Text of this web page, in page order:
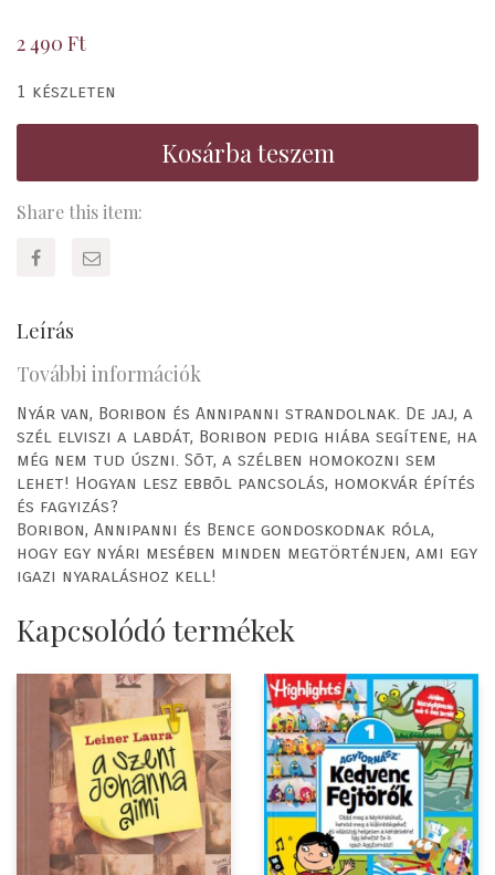
2 490 Ft
1 készleten
Kosárba teszem
Share this item:
Leírás
További információk
Nyár van, Boribon és Annipanni strandolnak. De jaj, a
szél elviszi a labdát, Boribon pedig hiába segítene, ha
még nem tud úszni. Sõt, a szélben homokozni sem
lehet! Hogyan lesz ebbõl pancsolás, homokvár építés
és fagyizás?
Boribon, Annipanni és Bence gondoskodnak róla,
hogy egy nyári mesében minden megtörténjen, ami egy
igazi nyaraláshoz kell!
Kapcsolódó termékek